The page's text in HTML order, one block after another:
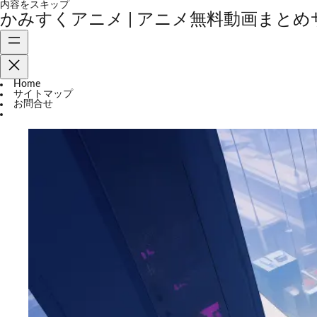
内容をスキップ
かみすくアニメ | アニメ無料動画まとめ
Home
サイトマップ
お問合せ